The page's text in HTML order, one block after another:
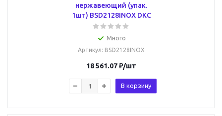
нержавеющий (упак.
1шт) BSD2128INOX DKC
Много
Артикул: BSD2128INOX
18 561.07₽/шт
В корзину